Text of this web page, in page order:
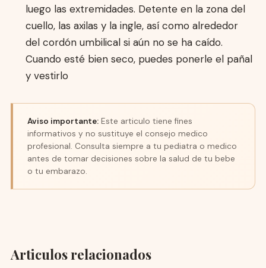
luego las extremidades. Detente en la zona del
cuello, las axilas y la ingle, así como alrededor
del cordón umbilical si aún no se ha caído.
Cuando esté bien seco, puedes ponerle el pañal
y vestirlo
Aviso importante:Este articulo tiene fines
informativos y no sustituye el consejo medico
profesional. Consulta siempre a tu pediatra o medico
antes de tomar decisiones sobre la salud de tu bebe
o tu embarazo.
Articulos relacionados